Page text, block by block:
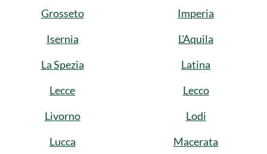
Grosseto
Imperia
Isernia
L'Aquila
La Spezia
Latina
Lecce
Lecco
Livorno
Lodi
Lucca
Macerata